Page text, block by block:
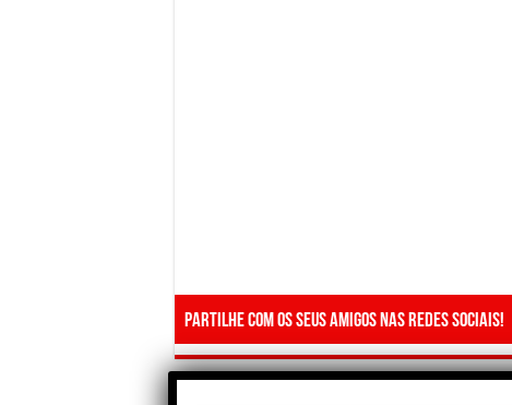
Partilhe com os seus amigos nas redes sociais!